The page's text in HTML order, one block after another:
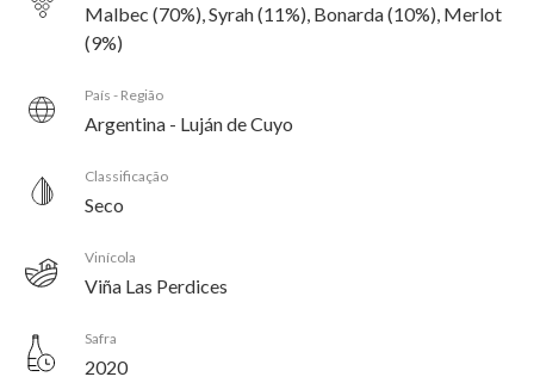
Malbec (70%), Syrah (11%), Bonarda (10%), Merlot
(9%)
País - Região
Argentina - Luján de Cuyo
Classificação
Seco
Vinícola
Viña Las Perdices
Safra
2020